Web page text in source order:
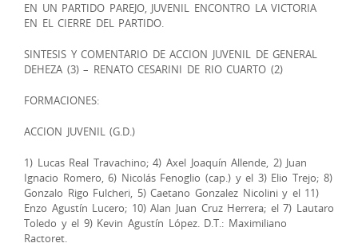
EN UN PARTIDO PAREJO, JUVENIL ENCONTRO LA VICTORIA
EN EL CIERRE DEL PARTIDO.
SINTESIS Y COMENTARIO DE ACCION JUVENIL DE GENERAL
DEHEZA (3) – RENATO CESARINI DE RIO CUARTO (2)
FORMACIONES:
ACCION JUVENIL (G.D.)
1) Lucas Real Travachino; 4) Axel Joaquín Allende, 2) Juan
Ignacio Romero, 6) Nicolás Fenoglio (cap.) y el 3) Elio Trejo; 8)
Gonzalo Rigo Fulcheri, 5) Caetano Gonzalez Nicolini y el 11)
Enzo Agustín Lucero; 10) Alan Juan Cruz Herrera; el 7) Lautaro
Toledo y el 9) Kevin Agustín López. D.T.: Maximiliano
Ractoret.